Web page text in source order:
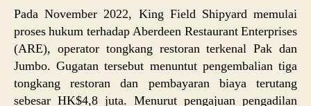
Pada November 2022, King Field Shipyard memulai
proses hukum terhadap Aberdeen Restaurant Enterprises
(ARE), operator tongkang restoran terkenal Pak dan
Jumbo. Gugatan tersebut menuntut pengembalian tiga
tongkang restoran dan pembayaran biaya terutang
sebesar HK$4,8 juta. Menurut pengajuan pengadilan